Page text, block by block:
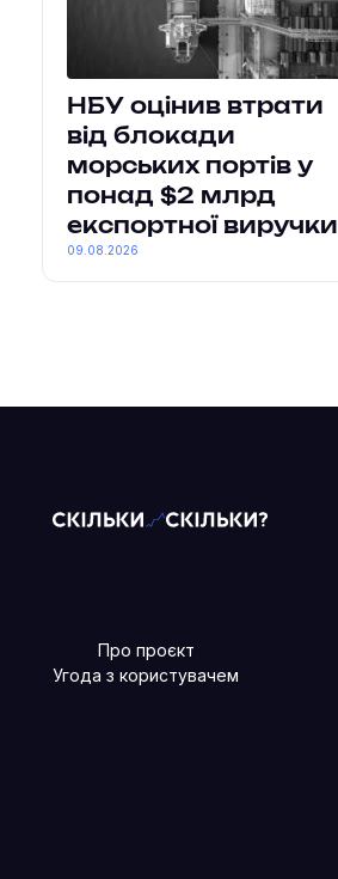
НБУ оцінив втрати
від блокади
морських портів у
понад $2 млрд
експортної виручки
09.08.2026
Про проєкт
Угода з користувачем